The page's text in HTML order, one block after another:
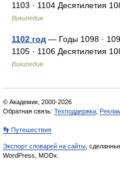
1103 · 1104 Десятилетия
Википедия
1102 год — Годы 1098 ·
1105 · 1106 Десятилетия
Википедия
© Академик, 2000-2026
Обратная связь: Техподдержка
👣 Путешествия
Экспорт словарей на сайты ,
WordPress, MODx.